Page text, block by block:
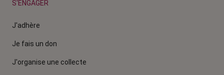
S'ENGAGER
J'adhère
Je fais un don
J'organise une collecte